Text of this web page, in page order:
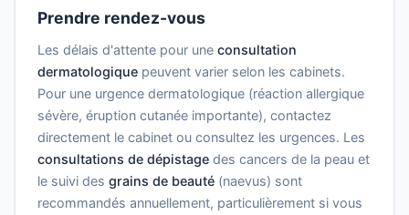
Prendre rendez-vous
Les délais d'attente pour une consultation
dermatologique peuvent varier selon les cabinets.
Pour une urgence dermatologique (réaction allergique
sévère, éruption cutanée importante), contactez
directement le cabinet ou consultez les urgences. Les
consultations de dépistage des cancers de la peau et
le suivi des grains de beauté (naevus) sont
recommandés annuellement, particulièrement si vous